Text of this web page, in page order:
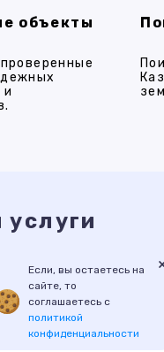
объекты
Если, вы остаетесь на
сайте, то
соглашаетесь с
политикой
конфиденциальности
Избранное